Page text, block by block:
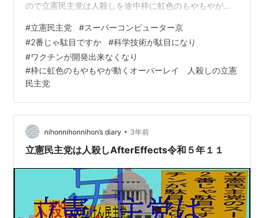
ので立憲民主党は人殺しを途中枠に虹色のもやもやが動
のもやもやが動くオーバーレイの画像を乗っけて置きま
す。
#立憲民主党 #スーパーコンピューター京
#2番じゃ駄目ですか #科学技術が駄目になり
#ワクチンが開発出来なくなり
#枠に虹色のもやもやが動くオーバーレイ 人殺しの立憲
民主党
nihonnihonnihon’s diary • 3年前
立憲民主党は人殺しAfterEffects令和５年１１